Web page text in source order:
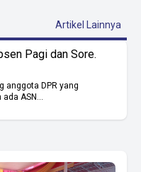
Artikel Lainnya
Pagi dan Sore.
anggota DPR yang
ASN...